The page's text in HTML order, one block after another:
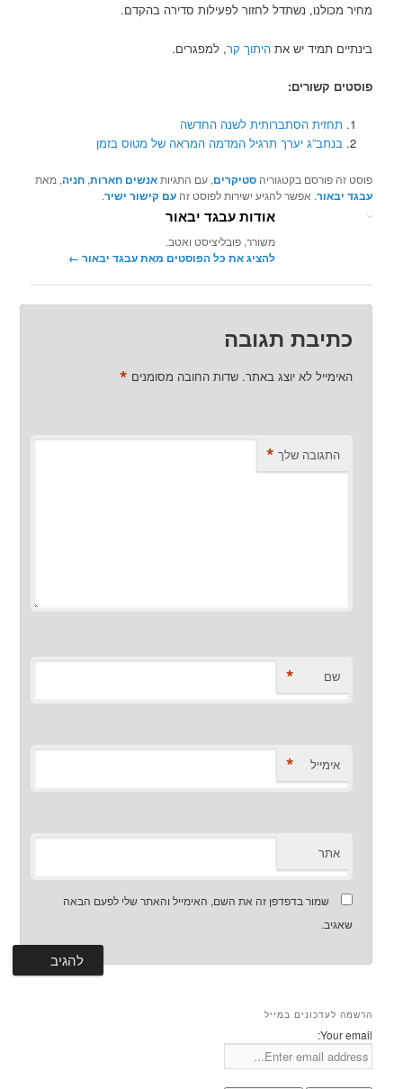
מחיר מכולנו, נשתדל לחזור לפעילות סדירה בהקדם.
בינתיים תמיד יש אתהיתוך קר, למפגרים.
פוסטים קשורים:
תחזית הסתברותית לשנה החדשה
בנתב”ג יערך תרגיל המדמה המראה של מטוס בזמן
פוסט זה פורסם בקטגוריהסטיקרים, עם התגיותאנשים חארות,חניה, מאת
עבגד יבאור. אפשר להגיע ישירות לפוסט זהעם קישור ישיר.
אודות עבגד יבאור
משורר, פובליציסט ואטב.
להציג את כל הפוסטים מאת עבגד יבאור‏ ←
כתיבת תגובה
האימייל לא יוצג באתר. שדות החובה מסומנים *
התגובה שלך *
שם *
אימייל *
אתר
שמור בדפדפן זה את השם, האימייל והאתר שלי לפעם הבאה
שאגיב.
הרשמה לעדכונים במייל
Your email: